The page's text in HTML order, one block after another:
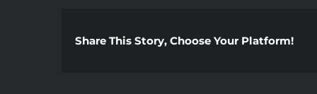
Share This Story, Choose Your Platform!